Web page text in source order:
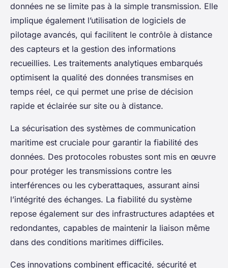
données ne se limite pas à la simple transmission. Elle
implique également l’utilisation de logiciels de
pilotage avancés, qui facilitent le contrôle à distance
des capteurs et la gestion des informations
recueillies. Les traitements analytiques embarqués
optimisent la qualité des données transmises en
temps réel, ce qui permet une prise de décision
rapide et éclairée sur site ou à distance.
La sécurisation des systèmes de communication
maritime est cruciale pour garantir la fiabilité des
données. Des protocoles robustes sont mis en œuvre
pour protéger les transmissions contre les
interférences ou les cyberattaques, assurant ainsi
l’intégrité des échanges. La fiabilité du système
repose également sur des infrastructures adaptées et
redondantes, capables de maintenir la liaison même
dans des conditions maritimes difficiles.
Ces innovations combinent efficacité, sécurité et